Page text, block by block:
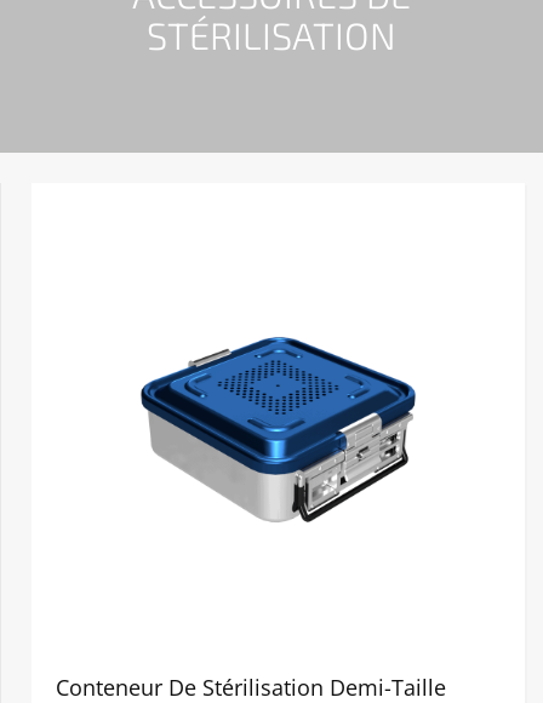
STÉRILISATION
Conteneur De Stérilisation Demi-Taille